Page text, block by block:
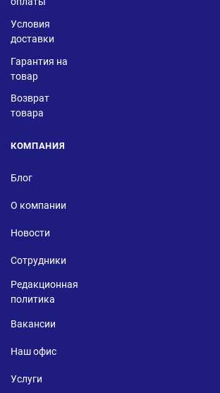
Условия
доставки
Гарантия на
товар
Возврат
товара
КОМПАНИЯ
Блог
О компании
Новости
Сотрудники
Редакционная
политика
Вакансии
Наш офис
Услуги